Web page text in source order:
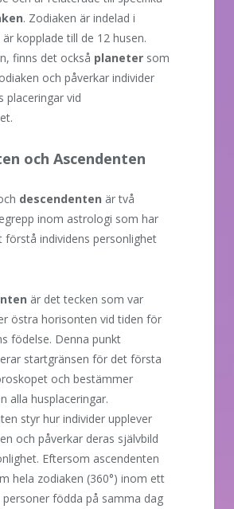
. Zodiaken är indelad i
kopplade till de 12 husen.
finns det också planeter som
och påverkar individer
placeringar vid
och Ascendenten
descendenten är två
inom astrologi som har
individens personlighet
är det tecken som var
östra horisonten vid tiden för
födelse. Denna punkt
startgränsen för det första
och bestämmer
alla husplaceringar.
styr hur individer upplever
och påverkar deras självbild
Eftersom ascendenten
hela zodiaken (360°) inom ett
personer födda på samma dag